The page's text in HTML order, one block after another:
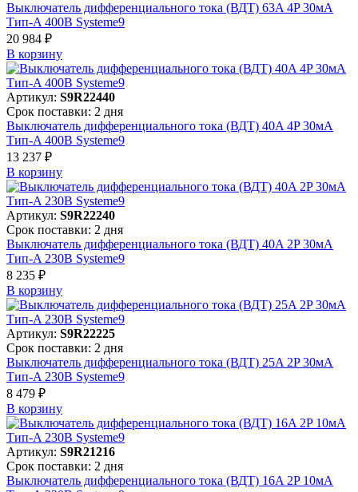
Выключатель дифференциального тока (ВДТ) 63A 4P 30мА
Тип-A 400В Systeme9
20 984 ₽
В корзинy
Артикул: S9R22440
Срок поставки: 2 дня
Выключатель дифференциального тока (ВДТ) 40A 4P 30мА
Тип-A 400В Systeme9
13 237 ₽
В корзинy
Артикул: S9R22240
Срок поставки: 2 дня
Выключатель дифференциального тока (ВДТ) 40A 2P 30мА
Тип-A 230В Systeme9
8 235 ₽
В корзинy
Артикул: S9R22225
Срок поставки: 2 дня
Выключатель дифференциального тока (ВДТ) 25A 2P 30мА
Тип-A 230В Systeme9
8 479 ₽
В корзинy
Артикул: S9R21216
Срок поставки: 2 дня
Выключатель дифференциального тока (ВДТ) 16A 2P 10мА